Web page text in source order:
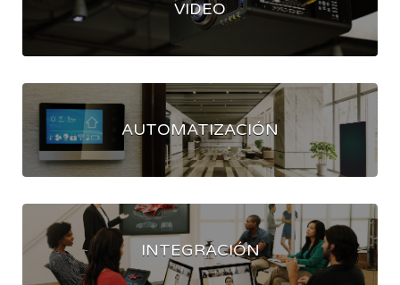
VIDEO
AUTOMATIZACIÓN
INTEGRACIÓN